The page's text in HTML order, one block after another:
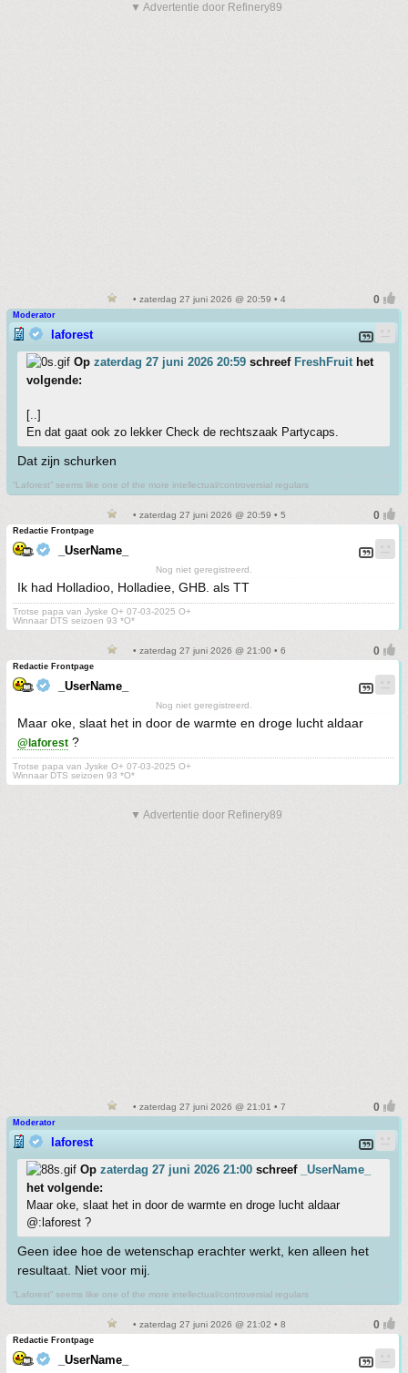
▼ Advertentie door Refinery89
• zaterdag 27 juni 2026 @ 20:59 • 4
Moderator
laforest
Op zaterdag 27 juni 2026 20:59 schreef FreshFruithet
volgende:
[..]
En dat gaat ook zo lekker Check de rechtszaak Partycaps.
Dat zijn schurken
“Laforest” seems like one of the more intellectual/controversial regulars
• zaterdag 27 juni 2026 @ 20:59 • 5
Redactie Frontpage
_UserName_
Nog niet geregistreerd.
Ik had Holladioo, Holladiee, GHB. als TT
Trotse papa van Jyske O+ 07-03-2025 O+
Winnaar DTS seizoen 93 *O*
• zaterdag 27 juni 2026 @ 21:00 • 6
Redactie Frontpage
_UserName_
Nog niet geregistreerd.
Maar oke, slaat het in door de warmte en droge lucht aldaar
@laforest ?
Trotse papa van Jyske O+ 07-03-2025 O+
Winnaar DTS seizoen 93 *O*
▼ Advertentie door Refinery89
• zaterdag 27 juni 2026 @ 21:01 • 7
Moderator
laforest
Op zaterdag 27 juni 2026 21:00 schreef
_UserName_
het volgende:
Maar oke, slaat het in door de warmte en droge lucht aldaar
@:laforest ?
Geen idee hoe de wetenschap erachter werkt, ken alleen het
resultaat. Niet voor mij.
“Laforest” seems like one of the more intellectual/controversial regulars
• zaterdag 27 juni 2026 @ 21:02 • 8
Redactie Frontpage
_UserName_